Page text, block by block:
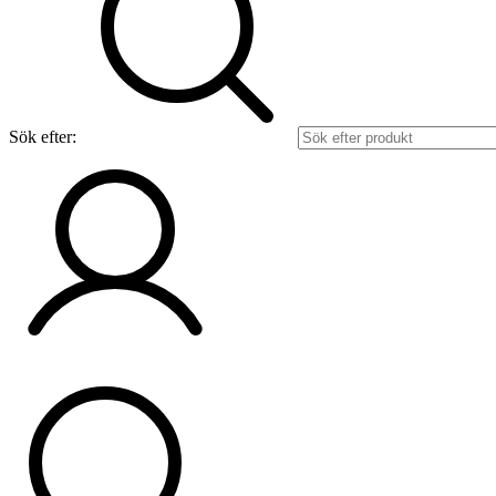
Sök efter: